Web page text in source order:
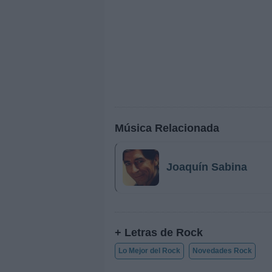
Música Relacionada
Joaquín Sabina
+ Letras de Rock
Lo Mejor del Rock Novedades Rock